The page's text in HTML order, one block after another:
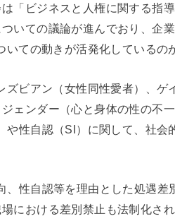
「ビジネスと人権に関する指
いての議論が進んでおり、企
いての動きが活発化しているの
ズビアン（女性同性愛者）、
ェンダー（心と身体の性の不
や性自認（SI）に関して、社
、性自認等を理由とした処遇
における差別禁止も法制化さ